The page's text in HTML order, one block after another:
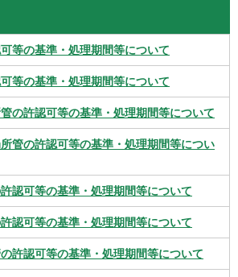
等の基準・処理期間等について
等の基準・処理期間等について
の許認可等の基準・処理期間等について
管の許認可等の基準・処理期間等につい
認可等の基準・処理期間等について
認可等の基準・処理期間等について
許認可等の基準・処理期間等について